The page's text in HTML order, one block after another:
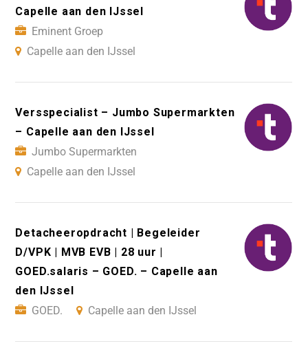
Capelle aan den IJssel
Eminent Groep
Capelle aan den IJssel
Versspecialist – Jumbo Supermarkten
– Capelle aan den IJssel
Jumbo Supermarkten
Capelle aan den IJssel
Detacheeropdracht | Begeleider
D/VPK | MVB EVB | 28 uur |
GOED.salaris – GOED. – Capelle aan
den IJssel
GOED.
Capelle aan den IJssel